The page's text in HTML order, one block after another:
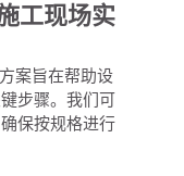
工现场实
案旨在帮助设
步骤。我们可
保按规格进行